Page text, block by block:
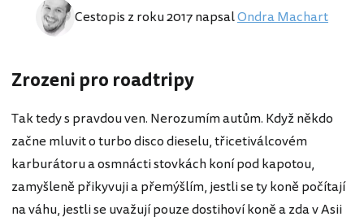
Cestopis z roku 2017 napsalOndra Machart
Zrozeni pro roadtripy
Tak tedy s pravdou ven. Nerozumím autům. Když někdo
začne mluvit o turbo disco dieselu, třicetiválcovém
karburátoru a osmnácti stovkách koní pod kapotou,
zamyšleně přikyvuji a přemýšlím, jestli se ty koně počítají
na váhu, jestli se uvažují pouze dostihoví koně a zda v Asii